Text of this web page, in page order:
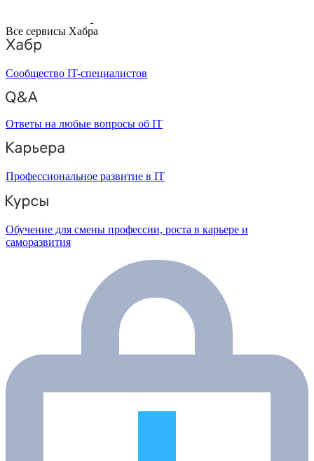
Все сервисы Хабра
Сообщество IT-специалистов
Ответы на любые вопросы об IT
Профессиональное развитие в IT
Обучение для смены профессии, роста в карьере и
саморазвития